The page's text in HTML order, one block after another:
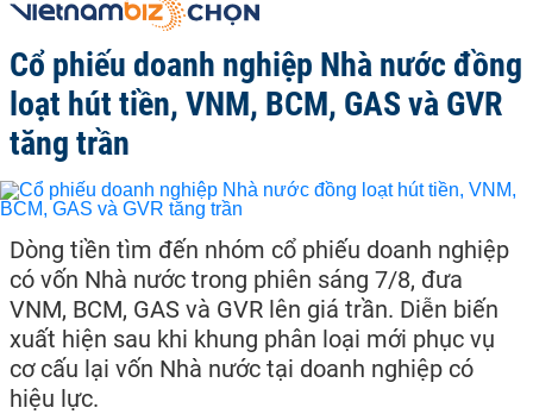
Cổ phiếu doanh nghiệp Nhà nước đồng
loạt hút tiền, VNM, BCM, GAS và GVR
tăng trần
Dòng tiền tìm đến nhóm cổ phiếu doanh nghiệp
có vốn Nhà nước trong phiên sáng 7/8, đưa
VNM, BCM, GAS và GVR lên giá trần. Diễn biến
xuất hiện sau khi khung phân loại mới phục vụ
cơ cấu lại vốn Nhà nước tại doanh nghiệp có
hiệu lực.